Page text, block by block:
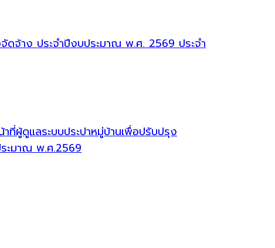
ดจ้าง ประจำปีงบประมาณ พ.ศ. 2569 ประจำ
ที่ผู้ดูแลระบบประปาหมู่บ้านเพื่อปรับปรุง
ระมาณ พ.ศ.2569